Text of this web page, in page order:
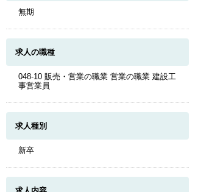
無期
求人の職種
048-10 販売・営業の職業 営業の職業 建設工
事営業員
求人種別
新卒